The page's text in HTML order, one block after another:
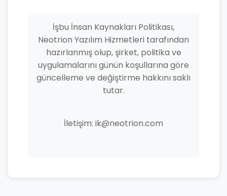
İşbu İnsan Kaynakları Politikası,
Neotrion Yazılım Hizmetleri tarafından
hazırlanmış olup, şirket, politika ve
uygulamalarını günün koşullarına göre
güncelleme ve değiştirme hakkını saklı
tutar.
İletişim: ik@neotrion.com